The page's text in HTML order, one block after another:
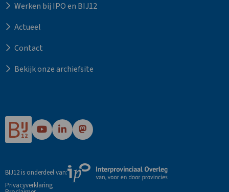
Werken bij IPO en BIJ12
Actueel
Contact
Bekijk onze archiefsite
Ga
naar
pagina
Ga
naar
LinkedIn
pagina
Ga
naar
Mastodon
pagina
BIJ12 is onderdeel van:
Externe
link
Privacyverklaring